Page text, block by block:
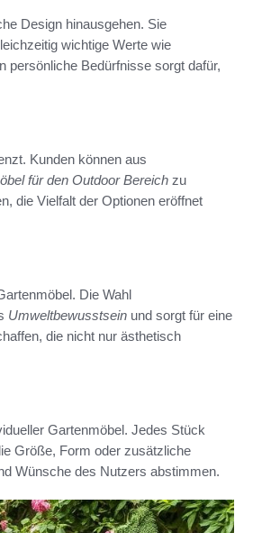
Design hinausgehen. Sie
wichtige Werte wie
persönliche Bedürfnisse sorgt dafür,
Kunden können aus
für den Outdoor Bereich zu
die Vielfalt der Optionen eröffnet
Die Wahl
Umweltbewusstsein und sorgt für eine
die nicht nur ästhetisch
Gartenmöbel. Jedes Stück
Größe, Form oder zusätzliche
Wünsche des Nutzers abstimmen.